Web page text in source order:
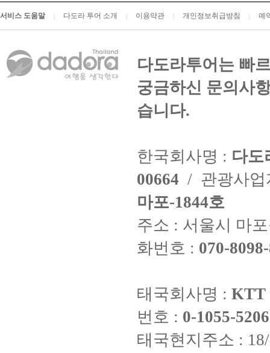
서비스 도움말 다도라 투어 소개 이용약관 개인정보취급방침 예
다도라투어는 빠
궁금하신 문의사
습니다.
한국회사명 : 다도
00664 / 관광사
마포-1844호
주소 : 서울시 마
화번호 : 070-
태국회사명 : KTT
번호 : 0-1055-
태국현지주소 :